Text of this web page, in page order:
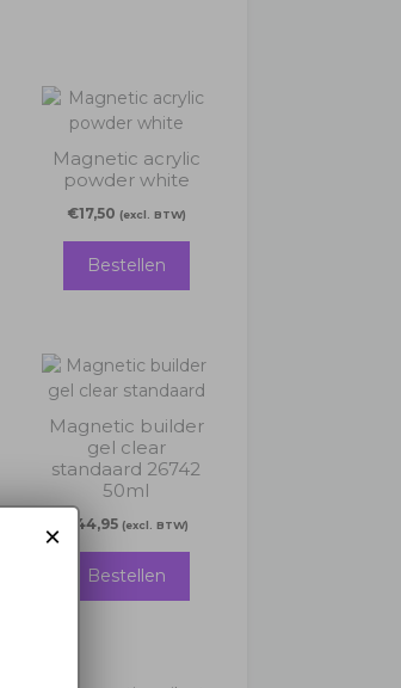
Magnetic acrylic
powder white
€17,50 (excl. BTW)
Bestellen
Magnetic builder
gel clear
standaard 26742
50ml
44,95 (excl. BTW)
Bestellen
×